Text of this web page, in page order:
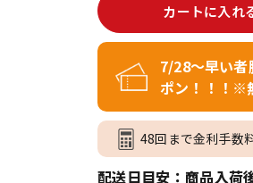
カートに入れ
7/28～早い者
ポン！！！※
48回まで金利手数
配送日目安：商品入荷